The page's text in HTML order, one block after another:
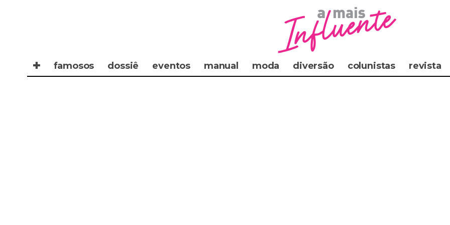
✚ famosos dossiê eventos manual moda diversão colunistas revista